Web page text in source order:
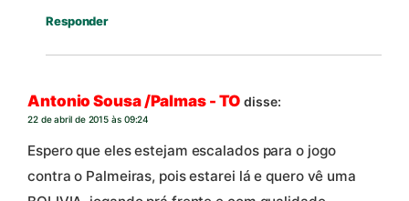
Responder
Antonio Sousa /Palmas - TO disse:
22 de abril de 2015 às 09:24
Espero que eles estejam escalados para o jogo
contra o Palmeiras, pois estarei lá e quero vê uma